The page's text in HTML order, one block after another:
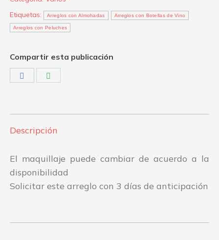
make
up"
quantity
Etiquetas:
Arreglos con Almohadas Arreglos con Botellas de Vino
Arreglos con Peluches
Compartir esta publicación
Descripción
El maquillaje puede cambiar de acuerdo a la
disponibilidad
Solicitar este arreglo con 3 días de anticipación